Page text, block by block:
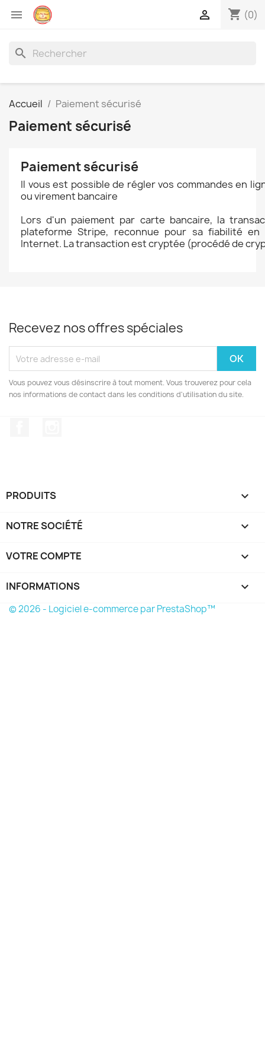
 shopping_cart (0)

search
Accueil Paiement sécurisé
Paiement sécurisé
Paiement sécurisé
Il vous est possible de régler vos commandes en
ou virement bancaire
Lors d'un paiement par carte bancaire, la
plateforme Stripe, reconnue pour sa fiabilité
Internet. La transaction est cryptée (procédé de
Recevez nos offres spéciales
Vous pouvez vous désinscrire à tout moment. Vous trouverez pour cela
nos informations de contact dans les conditions d'utilisation du site.
PRODUITS 
NOTRE SOCIÉTÉ 
VOTRE COMPTE 
INFORMATIONS keyboard_arrow_down
© 2026 - Logiciel e-commerce par PrestaShop™